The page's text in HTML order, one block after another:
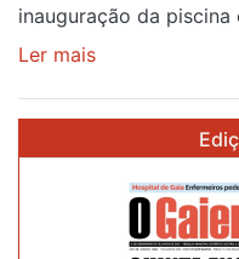
inauguração da
Ler mais
Avintes
abre